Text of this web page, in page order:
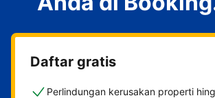
bed &
Daftar gratis
Perlindungan kerusakan properti